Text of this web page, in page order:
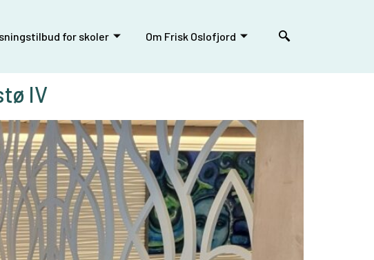
for skoler Om Frisk Oslofjord
IV